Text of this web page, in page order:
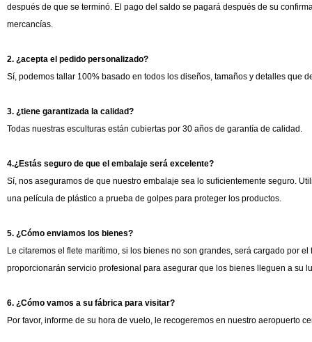
después de que se terminó. El pago del saldo se pagará después de su
mercancías.
2. ¿acepta el pedido personalizado?
Sí, podemos tallar 100% basado en todos los diseños, tamaños y detalles que
3. ¿tiene garantizada la calidad?
Todas nuestras esculturas están cubiertas por 30 años de garantía de calidad.
4.¿Estás seguro de que el embalaje será excelente?
Sí, nos aseguramos de que nuestro embalaje sea lo suficientemente seguro.
una película de plástico a prueba de golpes para proteger los productos.
5. ¿Cómo enviamos los bienes?
Le citaremos el flete marítimo, si los bienes no son grandes, será cargado por
proporcionarán servicio profesional para asegurar que los bienes lleguen a su
6. ¿Cómo vamos a su fábrica para visitar?
Por favor, informe de su hora de vuelo, le recogeremos en nuestro aeropuerto